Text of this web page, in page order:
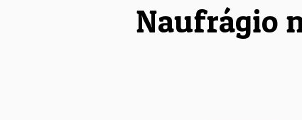
Naufrágio